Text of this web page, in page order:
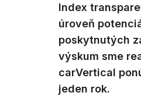
Index
úroveň
poskytnutých
výskum sme
carVertical
jeden rok.